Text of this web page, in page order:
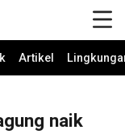
Artikel
naik